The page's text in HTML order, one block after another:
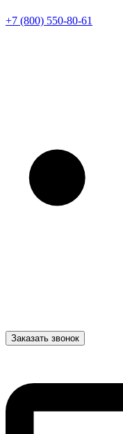
+7 (800) 550-80-61
Заказать звонок